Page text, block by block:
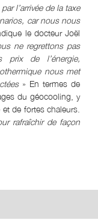
l’arrivée de la taxe
car nous nous
le docteur Joël
ne regrettons pas
prix de l’énergie,
nous met
» En termes de
du géocooling, y
de fortes chaleurs.
rafraîchir de façon